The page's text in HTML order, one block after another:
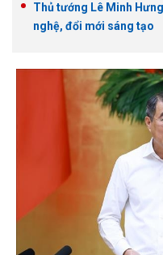
Thủ tướng Lê Minh
nghệ, đổi mới sáng tạo